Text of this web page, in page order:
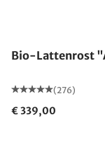
Bio-Lattenrost
(276)
€ 339,00